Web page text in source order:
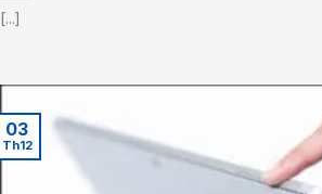
[...]
03
Th12